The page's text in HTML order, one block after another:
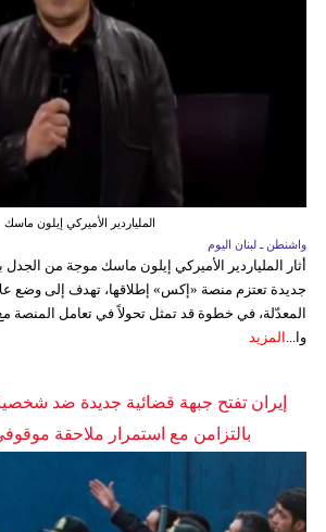
الملياردير الأميركي إيلون ماسك
واشنطن ـ لبنان اليوم
أثار الملياردير الأميركي إيلون ماسك موجة من الجدل
جديدة تعتزم منصة «إكس» إطلاقها، تهدف إلى وضع
المعدّلة، في خطوة قد تمثل تحولاً في تعامل المنصة
وا... المزيد
إيران تفتح جبهة قضائية جديدة ضد
بالتزامن مع استمرار ملاحقة